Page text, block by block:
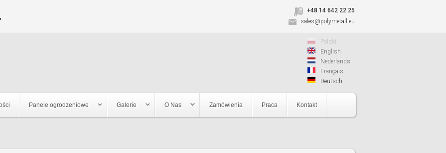
+48 14 642 22 25
sales@polymetall.eu
Polski
English
Nederlands
Français
Deutsch
Panele ogrodzeniowe Galerie O Nas Zamówienia Praca Kontakt